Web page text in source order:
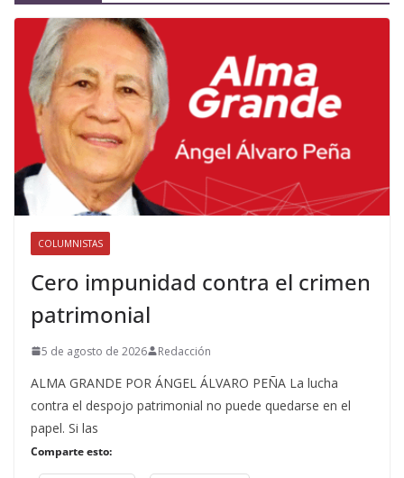
COLUMNISTAS
Cero impunidad contra el crimen
patrimonial
5 de agosto de 2026 Redacción
ALMA GRANDE POR ÁNGEL ÁLVARO PEÑA La lucha
contra el despojo patrimonial no puede quedarse en el
papel. Si las
Comparte esto: